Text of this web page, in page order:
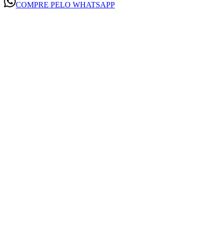
COMPRE PELO WHATSAPP